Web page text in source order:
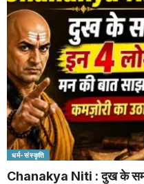
धर्म-संस्कृति
Chanakya Niti : दुख के समय